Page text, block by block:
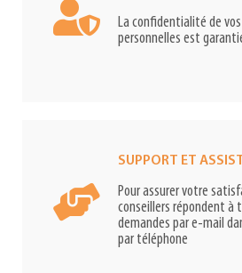
La confidentialité de
personnelles est
SUPPORT ET
Pour assurer votre
conseillers répondent à
demandes par e-mail
par téléphone